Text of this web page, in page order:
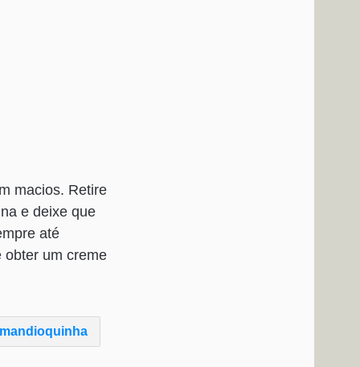
macios. Retire
e deixe que
até
obter um creme